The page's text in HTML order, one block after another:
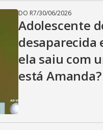
DO R7/30/06/2026
Adolescente
desaparecida
ela saiu com
está Amanda?